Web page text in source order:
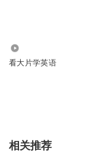
看大片学英语
相关推荐